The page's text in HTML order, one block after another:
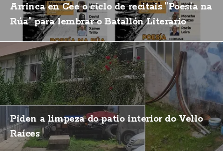
Arrinca en Cee o ciclo de recitais "Poesía na
Rúa" para lembrar o Batallón Literario
Piden a limpeza do patio interior do Vello
Raíces